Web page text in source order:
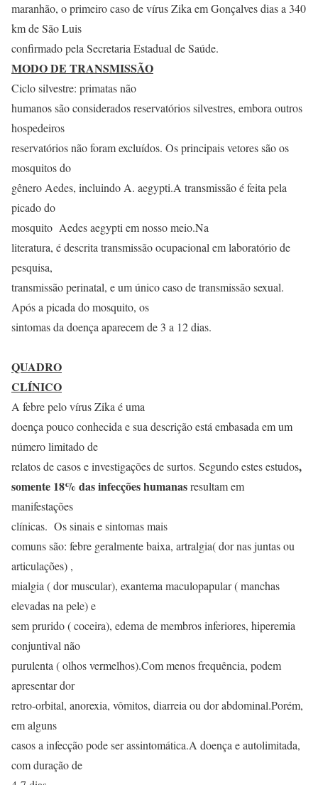
maranhão, o primeiro caso de vírus Zika em Gonçalves dias a 340
km de São Luis
confirmado pela Secretaria Estadual de Saúde.
MODO DE TRANSMISSÃO
Ciclo silvestre: primatas não
humanos são considerados reservatórios silvestres, embora outros
hospedeiros
reservatórios não foram excluídos. Os principais vetores são os
mosquitos do
gênero Aedes, incluindo A. aegypti.A transmissão é feita pela
picado do
mosquito Aedes aegypti em nosso meio.Na
literatura, é descrita transmissão ocupacional em laboratório de
pesquisa,
transmissão perinatal, e um único caso de transmissão sexual.
Após a picada do mosquito, os
sintomas da doença aparecem de 3 a 12 dias.
QUADRO
CLÍNICO
A febre pelo vírus Zika é uma
doença pouco conhecida e sua descrição está embasada em um
número limitado de
relatos de casos e investigações de surtos. Segundo estes estudos,
somente 18% das infecções humanasresultam em
manifestações
clínicas. Os sinais e sintomas mais
comuns são: febre geralmente baixa, artralgia( dor nas juntas ou
articulações) ,
mialgia ( dor muscular), exantema maculopapular ( manchas
elevadas na pele) e
sem prurido ( coceira), edema de membros inferiores, hiperemia
conjuntival não
purulenta ( olhos vermelhos).Com menos frequência, podem
apresentar dor
retro-orbital, anorexia, vômitos, diarreia ou dor abdominal.Porém,
em alguns
casos a infecção pode ser assintomática.A doença e autolimitada,
com duração de